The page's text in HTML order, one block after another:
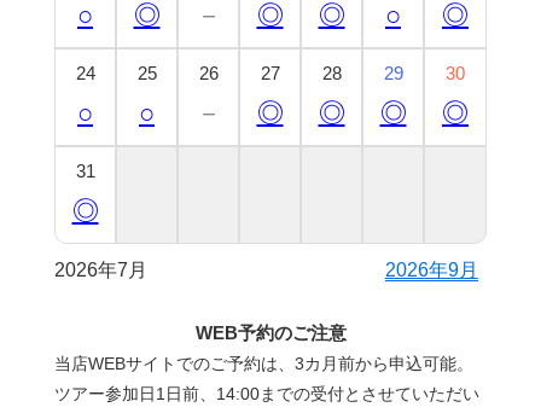
WEB予約のご注意
当店WEBサイトでのご予約は、3カ月前から申込可能。
ツアー参加日1日前、14:00までの受付とさせていただい
○ ◎ － ◎ ◎ ○ ◎
24
○
25
○
26
－
27
◎
28
◎
29
◎
30
◎
31
◎
2026年7月 2026年9月